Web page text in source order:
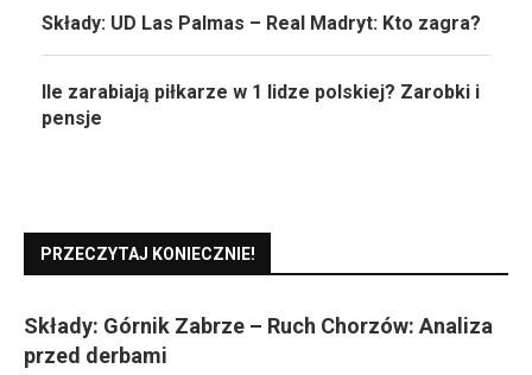
Składy: UD Las Palmas – Real Madryt: Kto zagra?
Ile zarabiają piłkarze w 1 lidze polskiej? Zarobki i
pensje
PRZECZYTAJ KONIECZNIE!
Składy: Górnik Zabrze – Ruch Chorzów: Analiza
przed derbami